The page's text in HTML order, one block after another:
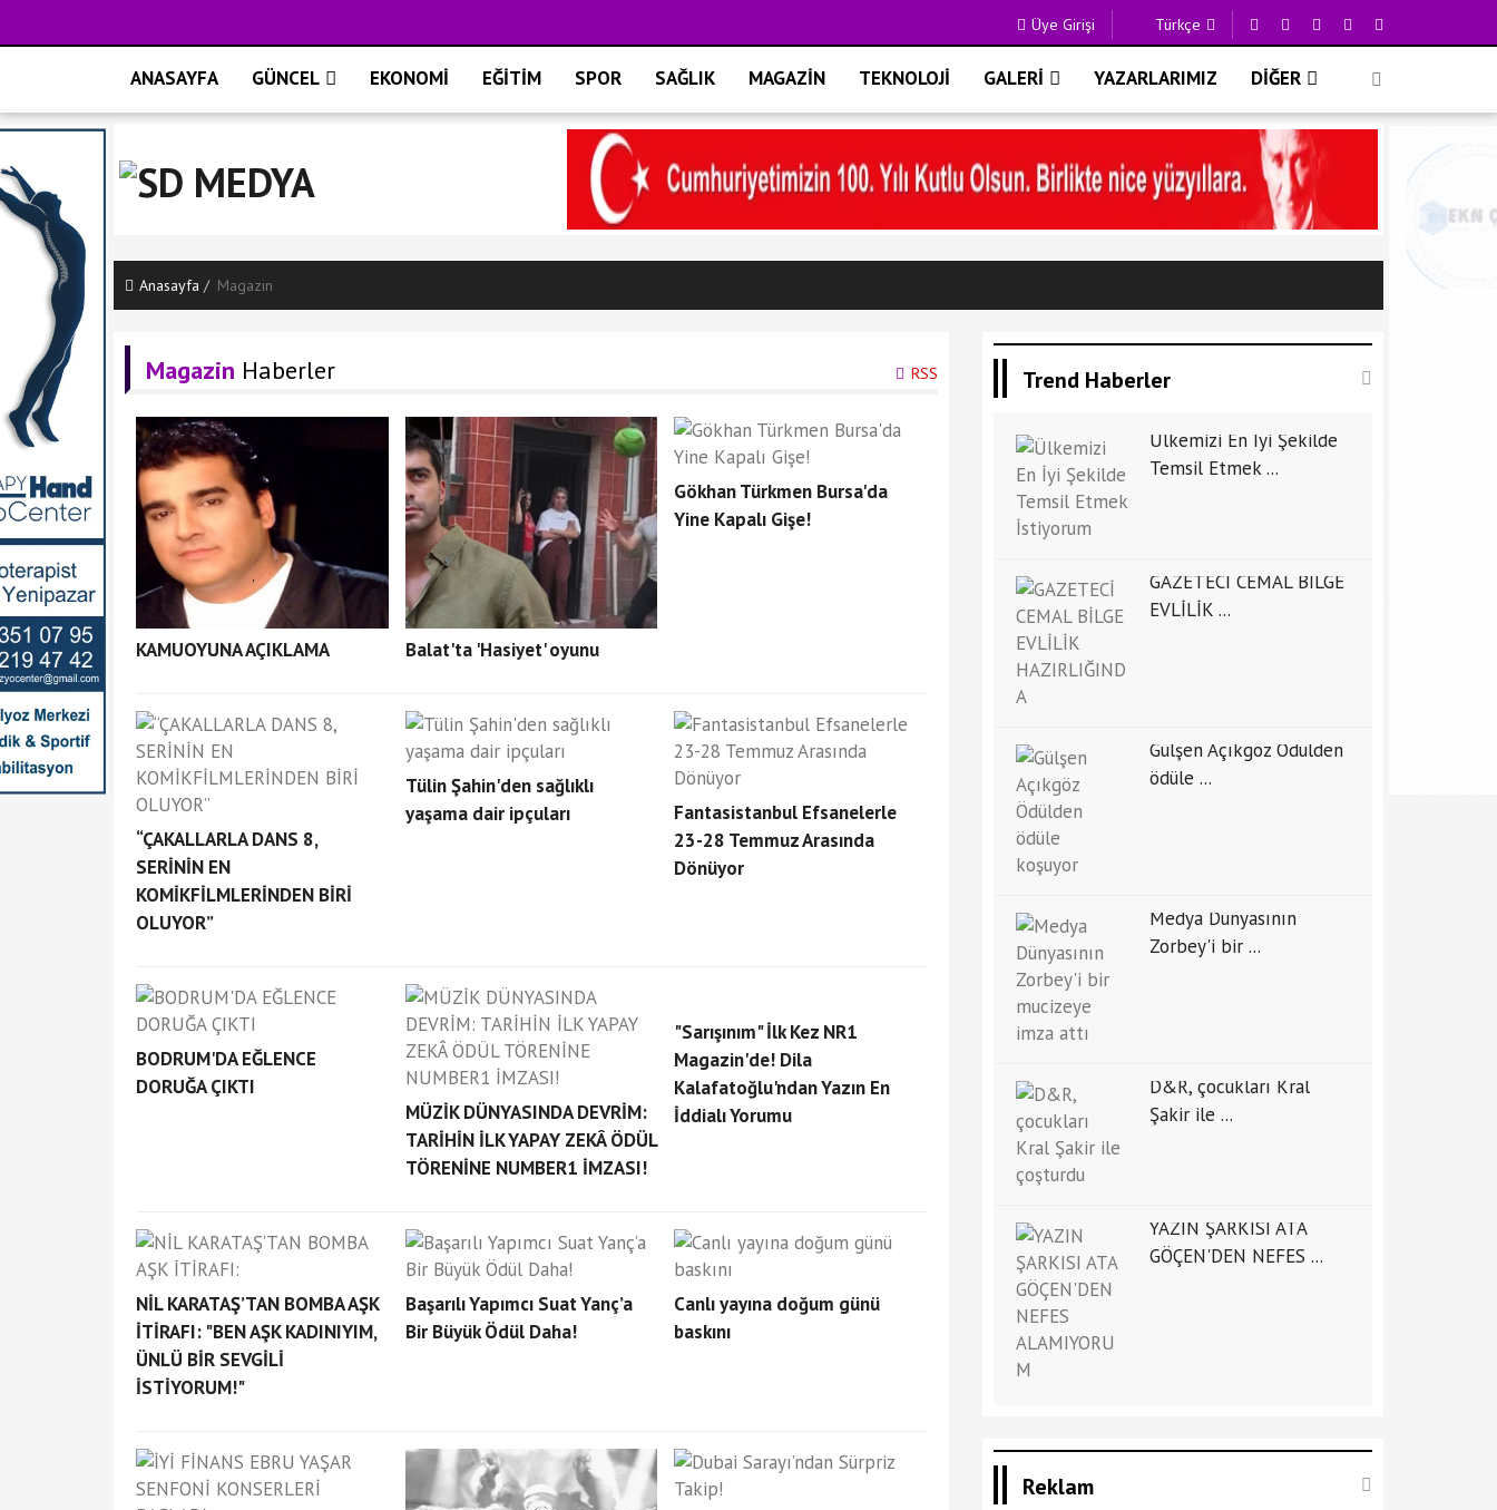
Üye Girişi Türkçe
ANASAYFA GÜNCEL EKONOMİ EĞİTİM SPOR SAĞLIK MAGAZİN TEKNOLOJİ GALERİ YAZARLARIMIZ DİĞER
Anasayfa Magazin
Magazin Haberler RSS
KAMUOYUNA AÇIKLAMA Balat'ta 'Hasiyet' oyunu
Gökhan Türkmen Bursa'da
Yine Kapalı Gişe!
“ÇAKALLARLA DANS 8,
SERİNİN EN
KOMİKFİLMLERİNDEN BİRİ
OLUYOR”
Tülin Şahin'den sağlıklı
yaşama dair ipçuları
Fantasistanbul Efsanelerle
23-28 Temmuz Arasında
Dönüyor
BODRUM'DA EĞLENCE
DORUĞA ÇIKTI
MÜZİK DÜNYASINDA DEVRİM:
TARİHİN İLK YAPAY ZEKÂ ÖDÜL
TÖRENİNE NUMBER1 İMZASI!
"Sarışınım" İlk Kez NR1
Magazin'de! Dila
Kalafatoğlu'ndan Yazın En
İddialı Yorumu
NİL KARATAŞ’TAN BOMBA AŞK
İTİRAFI: "BEN AŞK KADINIYIM,
ÜNLÜ BİR SEVGİLİ
İSTİYORUM!"
Başarılı Yapımcı Suat Yanç’a
Bir Büyük Ödül Daha!
Canlı yayına doğum günü
baskını
Trend Haberler
Ülkemizi En İyi Şekilde
Temsil Etmek ...
GAZETECİ CEMAL BİLGE
EVLİLİK ...
Gülşen Açıkgöz Ödülden
ödüle ...
Medya Dünyasının
Zorbey'i bir ...
D&R, çocukları Kral
Şakir ile ...
YAZIN ŞARKISI ATA
GÖÇEN'DEN NEFES ...
Reklam